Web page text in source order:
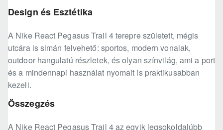
Design és Esztétika
A Nike React Pegasus Trail 4 terepre született, mégis
utcára is simán felvehető: sportos, modern vonalak,
outdoor hangulatú részletek, és olyan színvilág, ami a port
és a mindennapi használat nyomait is praktikusabban
kezeli.
Összegzés
A Nike React Pegasus Trail 4 az egyik legsokoldalúbb